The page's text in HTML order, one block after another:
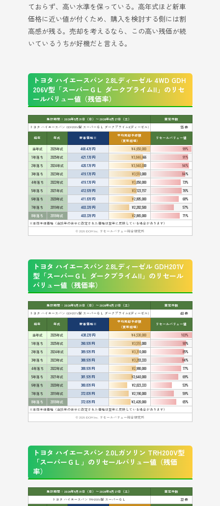
ておらず、高い水準を保っている。高年式ほど新車
価格に近い値が付くため、購入を検討する側には割
高感が残る。売却を考えるなら、この高い残価が続
いているうちが好機だと言える。
トヨタ ハイエースバン 2.8Lディーゼル 4WD GDH
206V型「スーパーＧＬ ダークプライムII」のリセ
ールバリュー値（残価率）
集計期間：2026年5月31日（日）〜2026年6月27日（土）
査定件数
トヨタ ハイエースバン GDH206V型 スーパーＧＬ ダークプライムII(ディーゼル)
55 件
経年 年式 新車価格※
平均売却予想額
（買取相場）
リセールバリュー値
当年式 2026年式 468.4万円 ¥4,650,000
99%
1年落ち
2025年式 421.1万円 ¥3,846,666
91%
2年落ち
2024年式 420.1万円 ¥3,940,000
94%
3年落ち
2023年式 419.1万円 ¥3,510,000
84%
4年落ち
2022年式 419.1万円 ¥3,050,000
73%
5年落ち
2021年式 412.9万円 ¥3,123,157
76%
6年落ち
2020年式 411.8万円 ¥2,805,000
68%
7年落ち
2019年式 403.3万円 ¥2,282,500
57%
8年落ち
2018年式 403.3万円 ¥2,865,000
71%
※車両本体価格（当該年の後半に改定された価格は翌年に反映している場合があります）
© 2026 IDOM Inc. リセールバリュー総合研究所
トヨタ ハイエースバン 2.8Lディーゼル GDH201V
型「スーパーＧＬ ダークプライムII」のリセール
バリュー値（残価率）
集計期間：2026年5月31日（日）〜2026年6月27日（土）
査定件数
トヨタ ハイエースバン GDH201V型 スーパーＧＬ ダークプライムII(ディーゼル)
40 件
経年 年式 新車価格※
平均売却予想額
（買取相場）
リセールバリュー値
当年式 2026年式 438.2万円 ¥4,530,000
103%
1年落ち
2025年式 390.9万円 ¥3,510,000
90%
2年落ち
2024年式 389.9万円 ¥3,310,000
85%
3年落ち
2023年式 388.9万円 ¥3,283,333
84%
4年落ち
2022年式 388.9万円 ¥2,980,000
77%
5年落ち
2021年式 381.9万円 ¥2,640,000
69%
6年落ち
2020年式 380.8万円 ¥2,023,333
53%
7年落ち
2019年式 372.8万円 ¥2,190,000
59%
8年落ち
2018年式 372.8万円 ¥2,420,000
65%
※車両本体価格（当該年の後半に改定された価格は翌年に反映している場合があります）
© 2026 IDOM Inc. リセールバリュー総合研究所
トヨタ ハイエースバン 2.0Lガソリン TRH200V型
「スーパーＧＬ」のリセールバリュー値（残価
率）
集計期間：2026年5月31日（日）〜2026年6月27日（土）
査定件数
トヨタ ハイエースバン TRH200V型 スーパーＧＬ
22 件